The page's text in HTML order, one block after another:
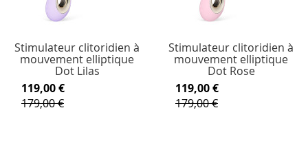
Stimulateur clitoridien à
mouvement elliptique
Dot Lilas
119,00 €
179,00 €
Stimulateur clitoridien à
mouvement elliptique
Dot Rose
119,00 €
179,00 €